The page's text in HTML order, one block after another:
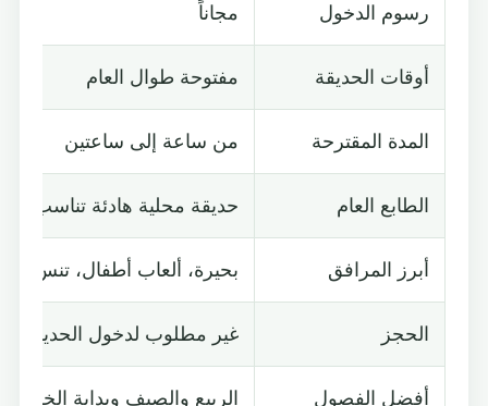
رسوم الدخول مجاناً
أوقات الحديقة مفتوحة طوال العام
المدة المقترحة من ساعة إلى ساعتين
الطابع العام حديقة محلية هادئة تناسب
أبرز المرافق بحيرة، ألعاب أطفال، تنس،
الحجز غير مطلوب لدخول الحديقة
أفضل الفصول الربيع والصيف وبداية الخريف